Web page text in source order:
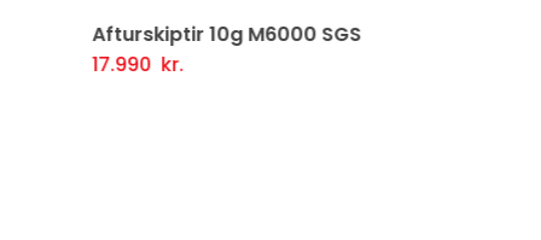
Afturskiptir 10g M6000 SGS
17.990kr.
Setja Í Körfu